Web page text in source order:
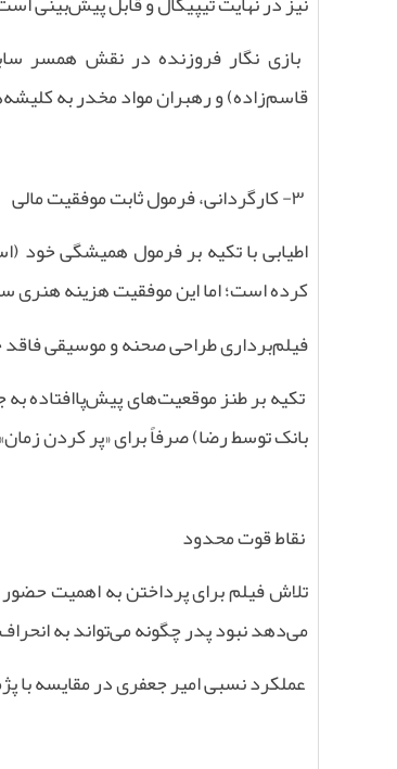
بازی نگار فروزنده در نقش همسر
قاسم‌زاده) و رهبران مواد مخدر به
۳- کارگردانی، فرمول ثابت موفقیت مالی
اطیابی با تکیه بر فرمول همیشگی خود
کرده است؛ اما این موفقیت هزینه هنری
فیلم‌برداری طراحی صحنه و موسیقی
تکیه بر طنز موقعیت‌های پیش‌پاافتاده
بانک توسط رضا) صرفاً برای «پر کردن
نقاط قوت محدود
تلاش فیلم برای پرداختن به اهمیت
می‌دهد نبود پدر چگونه می‌تواند به
عملکرد نسبی امیر جعفری در مقایسه با